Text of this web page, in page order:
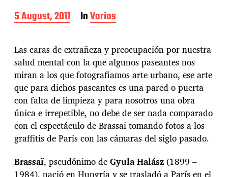
P
o
t
d
a
t
e
5 August, 2011 InVarios
Las caras de extrañeza y preocupación por nuestra
salud mental con la que algunos paseantes nos
miran a los que fotografiamos arte urbano, ese arte
que para dichos paseantes es una pared o puerta
con falta de limpieza y para nosotros una obra
única e irrepetible, no debe de ser nada comparado
con el espectáculo de Brassai tomando fotos a los
graffitis de Paris con las cámaras del siglo pasado.
Brassaï, pseudónimo deGyula Halász (1899 –